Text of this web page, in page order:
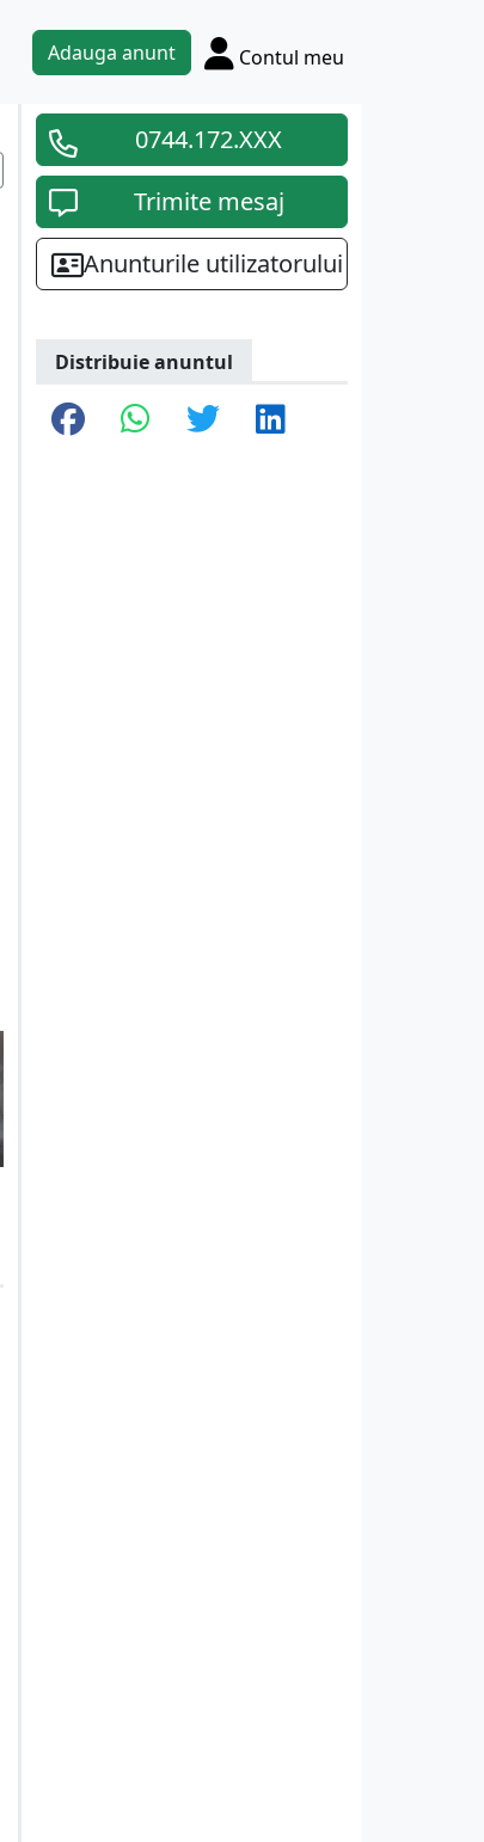
Adauga anunt Contul meu
0744.172.XXX
Trimite mesaj
Anunturile utilizatorului
Distribuie anuntul